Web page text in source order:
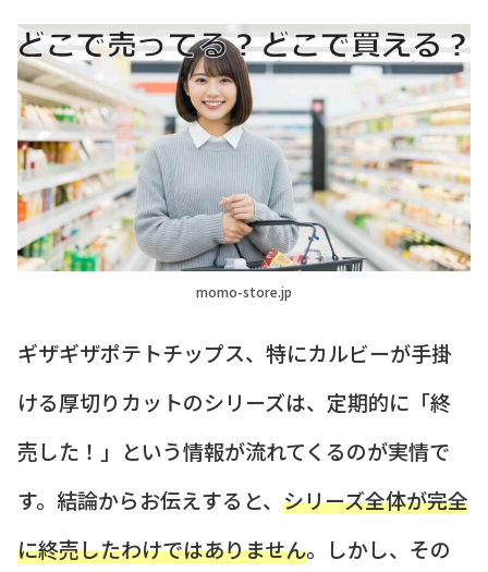
momo-store.jp
ギザギザポテトチップス、特にカルビーが手掛
ける厚切りカットのシリーズは、定期的に「終
売した！」という情報が流れてくるのが実情で
す。結論からお伝えすると、 シリーズ全体が完全
に終売したわけではありません。しかし、その